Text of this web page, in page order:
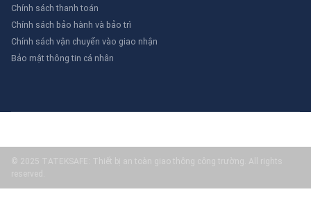
Chính sách thanh toán
Chính sách bảo hành và bảo trì
Chính sách vận chuyển vào giao nhận
Bảo mật thông tin cá nhân
© 2025 TATEKSAFE: Thiết bị an toàn giao thông công trường. All rights
reserved.